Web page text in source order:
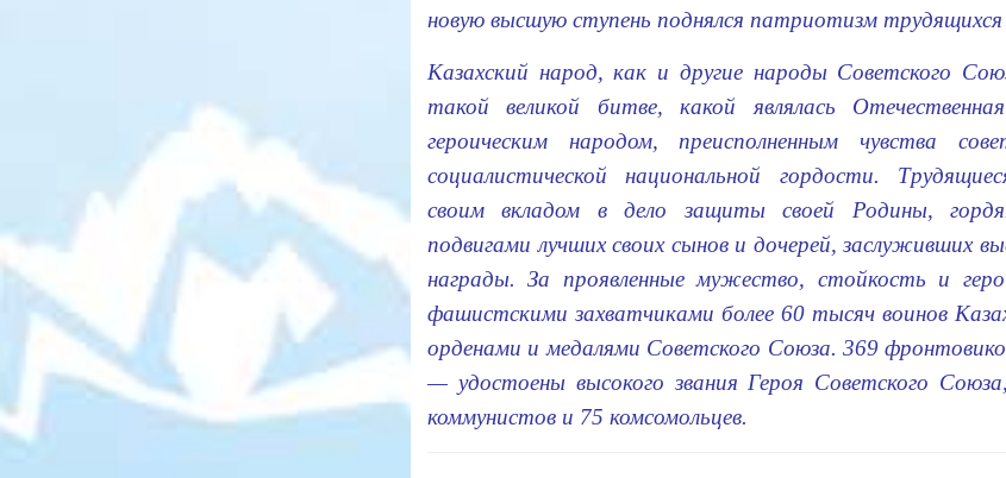
новую высшую ступень поднялся патриотизм
Казахский народ, как и другие народы Советского
такой великой битве, какой являлась
героическим народом, преисполненным чувства
социали­стической национальной гордости.
своим вкладом в дело защиты своей Родины,
подвигами лучших своих сынов и дочерей, заслуживших
награды. За проявленные мужество, стойкость и
фашистскими захватчиками более 60 тысяч воинов
орденами и медалями Советского Союза. 369
— удостоены высокого звания Героя Советского
коммунистов и 75 комсомольцев.